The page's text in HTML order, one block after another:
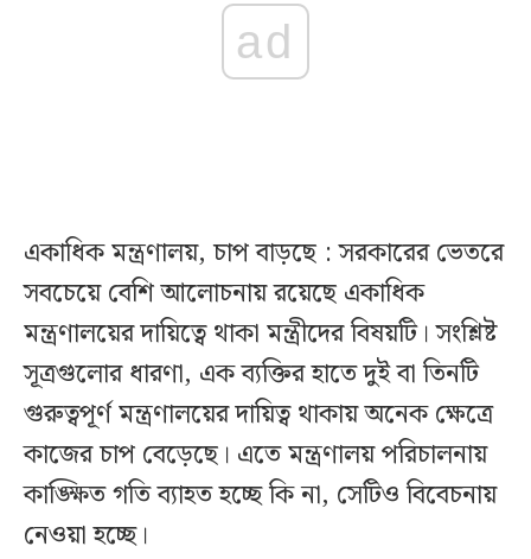
ad
একাধিক মন্ত্রণালয়, চাপ বাড়ছে : সরকারের ভেতরে
সবচেয়ে বেশি আলোচনায় রয়েছে একাধিক
মন্ত্রণালয়ের দায়িত্বে থাকা মন্ত্রীদের বিষয়টি। সংশ্লিষ্ট
সূত্রগুলোর ধারণা, এক ব্যক্তির হাতে দুই বা তিনটি
গুরুত্বপূর্ণ মন্ত্রণালয়ের দায়িত্ব থাকায় অনেক ক্ষেত্রে
কাজের চাপ বেড়েছে। এতে মন্ত্রণালয় পরিচালনায়
কাঙ্ক্ষিত গতি ব্যাহত হচ্ছে কি না, সেটিও বিবেচনায়
নেওয়া হচ্ছে।